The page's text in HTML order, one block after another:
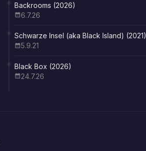
Backrooms (2026)
6.7.26
Schwarze Insel (aka Black Island) (2021)
5.9.21
Black Box (2026)
24.7.26